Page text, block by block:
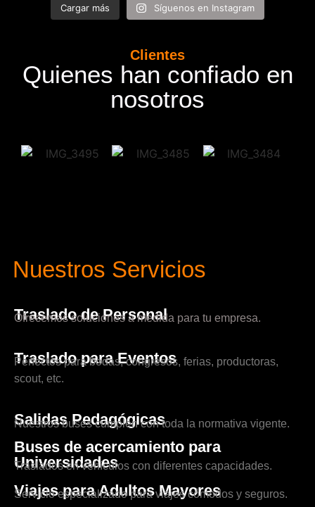
Cargar más Síguenos en Instagram
Clientes
Quienes han confiado en
nosotros
Nuestros Servicios
Traslado de Personal
Ofrecemos soluciones a medida para tu empresa.
Traslado para Eventos
Perfectos para bodas, congresos, ferias, productoras,
scout, etc.
Salidas Pedagógicas
Nuestros buses cumplen con toda la normativa vigente.
Buses de acercamiento para
Universidades
Traslados en vehículos con diferentes capacidades.
Viajes para Adultos Mayores
Servicio especializado para viajes cómodos y seguros.